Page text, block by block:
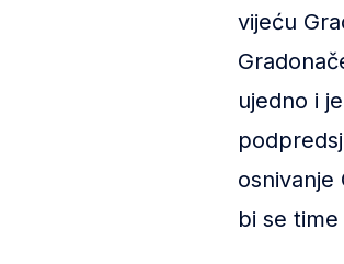
vijeću
ujedno i
osnivanje
bi se time